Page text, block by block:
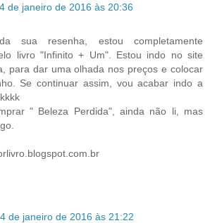
4 de janeiro de 2016 às 20:36
sua resenha, estou completamente
livro "Infinito + Um". Estou indo no site
para dar uma olhada nos preços e colocar
Se continuar assim, vou acabar indo a
" Beleza Perdida", ainda não li, mas
4 de janeiro de 2016 às 21:22